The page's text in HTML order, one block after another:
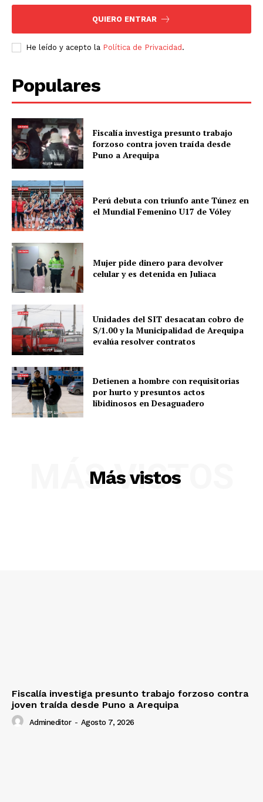
QUIERO ENTRAR
He leído y acepto la Política de Privacidad .
Populares
Fiscalía investiga presunto trabajo
forzoso contra joven traída desde
Puno a Arequipa
Perú debuta con triunfo ante Túnez en
el Mundial Femenino U17 de Vóley
Mujer pide dinero para devolver
celular y es detenida en Juliaca
Unidades del SIT desacatan cobro de
S/1.00 y la Municipalidad de Arequipa
evalúa resolver contratos
Detienen a hombre con requisitorias
por hurto y presuntos actos
libidinosos en Desaguadero
Más vistos
MÁS VISTOS
Fiscalía investiga presunto trabajo forzoso contra
joven traída desde Puno a Arequipa
Admineditor - Agosto 7, 2026